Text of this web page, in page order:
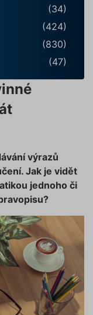
(34)
(424)
(830)
(47)
výrazů
Jak je vidět
jednoho či